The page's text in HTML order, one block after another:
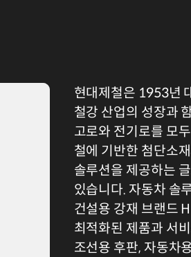
현대제철은 1953년
철강 산업의 성장과
고로와 전기로를 모
철에 기반한 첨단소
솔루션을 제공하는
있습니다. 자동차 솔
건설용 강재 브랜드
최적화된 제품과 서
조선용 후판, 자동차